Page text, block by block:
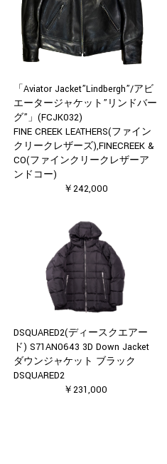
「Aviator Jacket”Lindbergh”/アビ
エータージャケット”リンドバー
グ”」(FCJK032)
FINE CREEK LEATHERS(ファイン
クリークレザーズ),FINECREEK &
CO(ファインクリークレザーア
ンドコー)
￥242,000
DSQUARED2(ディースクエアー
ド) S71AN0643 3D Down Jacket
ダウンジャケット ブラック
DSQUARED2
￥231,000